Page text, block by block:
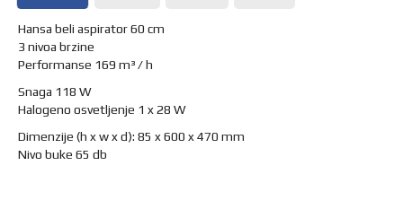
Hansa beli aspirator 60 cm
3 nivoa brzine
Performanse 169 m³ / h
Snaga 118 W
Halogeno osvetljenje 1 x 28 W
Dimenzije (h x w x d): 85 x 600 x 470 mm
Nivo buke 65 db